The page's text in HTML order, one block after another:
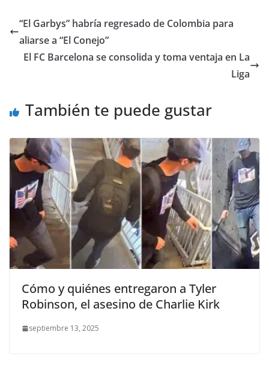
“El Garbys” habría regresado de Colombia para
aliarse a “El Conejo”
El FC Barcelona se consolida y toma ventaja en La
Liga
También te puede gustar
Cómo y quiénes entregaron a Tyler
Robinson, el asesino de Charlie Kirk
septiembre 13, 2025